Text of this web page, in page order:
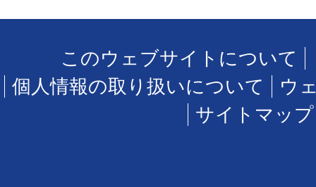
このウェブサイトについて
個人情報の取り扱いについて
ウ
サイトマップ